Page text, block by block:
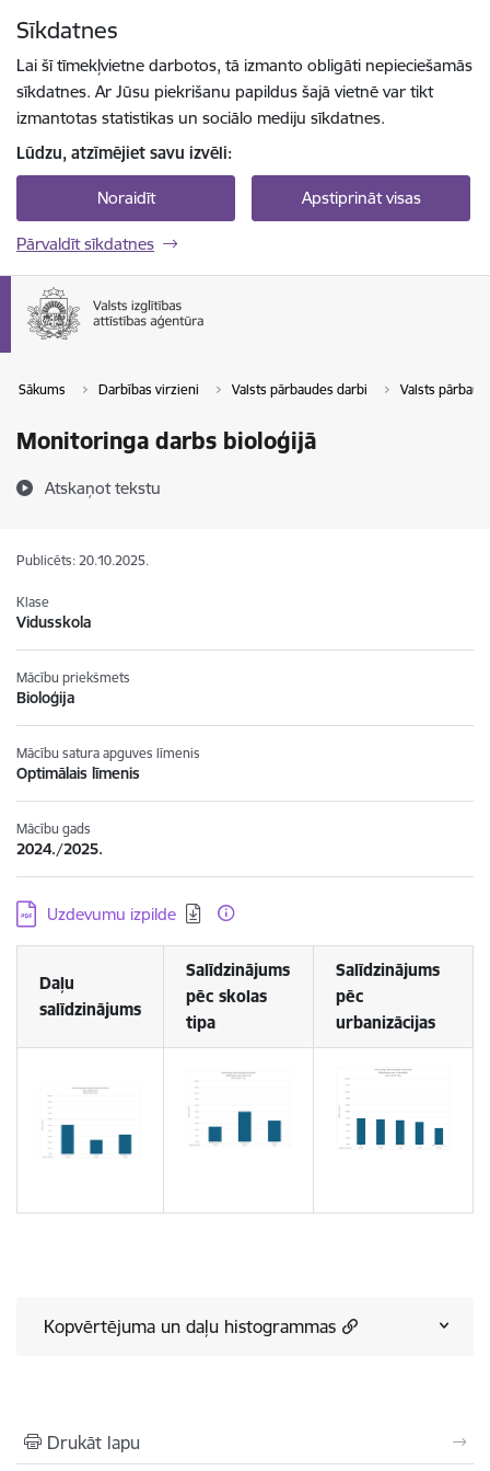
Sīkdatnes
Lai šī tīmekļvietne darbotos, tā izmanto obligāti nepieciešamās
sīkdatnes. Ar Jūsu piekrišanu papildus šajā vietnē var tikt
izmantotas statistikas un sociālo mediju sīkdatnes.
Lūdzu, atzīmējiet savu izvēli:
Noraidīt Apstiprināt visas
Pārvaldīt sīkdatnes
Sākums Darbības virzieni Valsts pārbaudes darbi Valsts
Monitoringa darbs bioloģijā
Atskaņot tekstu
Publicēts: 20.10.2025.
Klase
Vidusskola
Mācību priekšmets
Bioloģija
Mācību satura apguves līmenis
Optimālais līmenis
Mācību gads
2024./2025.
Lejupielādēt:
Uzdevumu izpilde
Daļu
salīdzinājums
Salīdzinājums
pēc skolas
tipa
Salīdzinājums
pēc
urbanizācijas
Kopvērtējuma un daļu histogrammas
Drukāt lapu